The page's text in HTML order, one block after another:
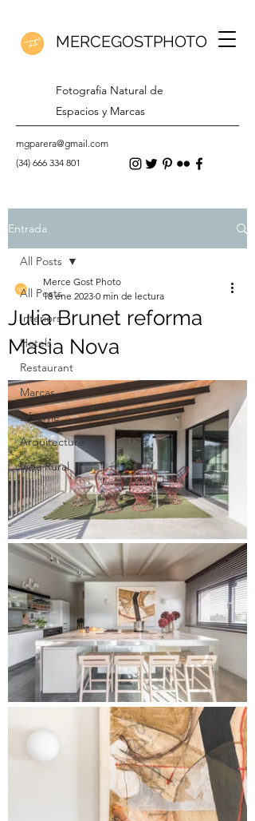
MERCEGOSTPHOTO
Fotografia Natural de
Espacios y Marcas
mgparera@gmail.com
(34) 666 334 801
Entrada
All Posts
Interiors
Hotels
Restaurant
Marcas
Lifestyle
Arquitecture
Vida Rural
All Posts
Julia Brunet reforma
Masia Nova
Merce Gost Photo
18 ene 2023 0 min de lectura